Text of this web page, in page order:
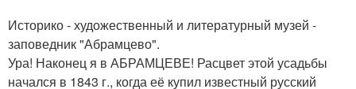
Историко - художественный и литературный музей -
заповедник "Абрамцево".
Ура! Наконец я в АБРАМЦЕВЕ! Расцвет этой усадьбы
начался в 1843 г., когда её купил известный русский